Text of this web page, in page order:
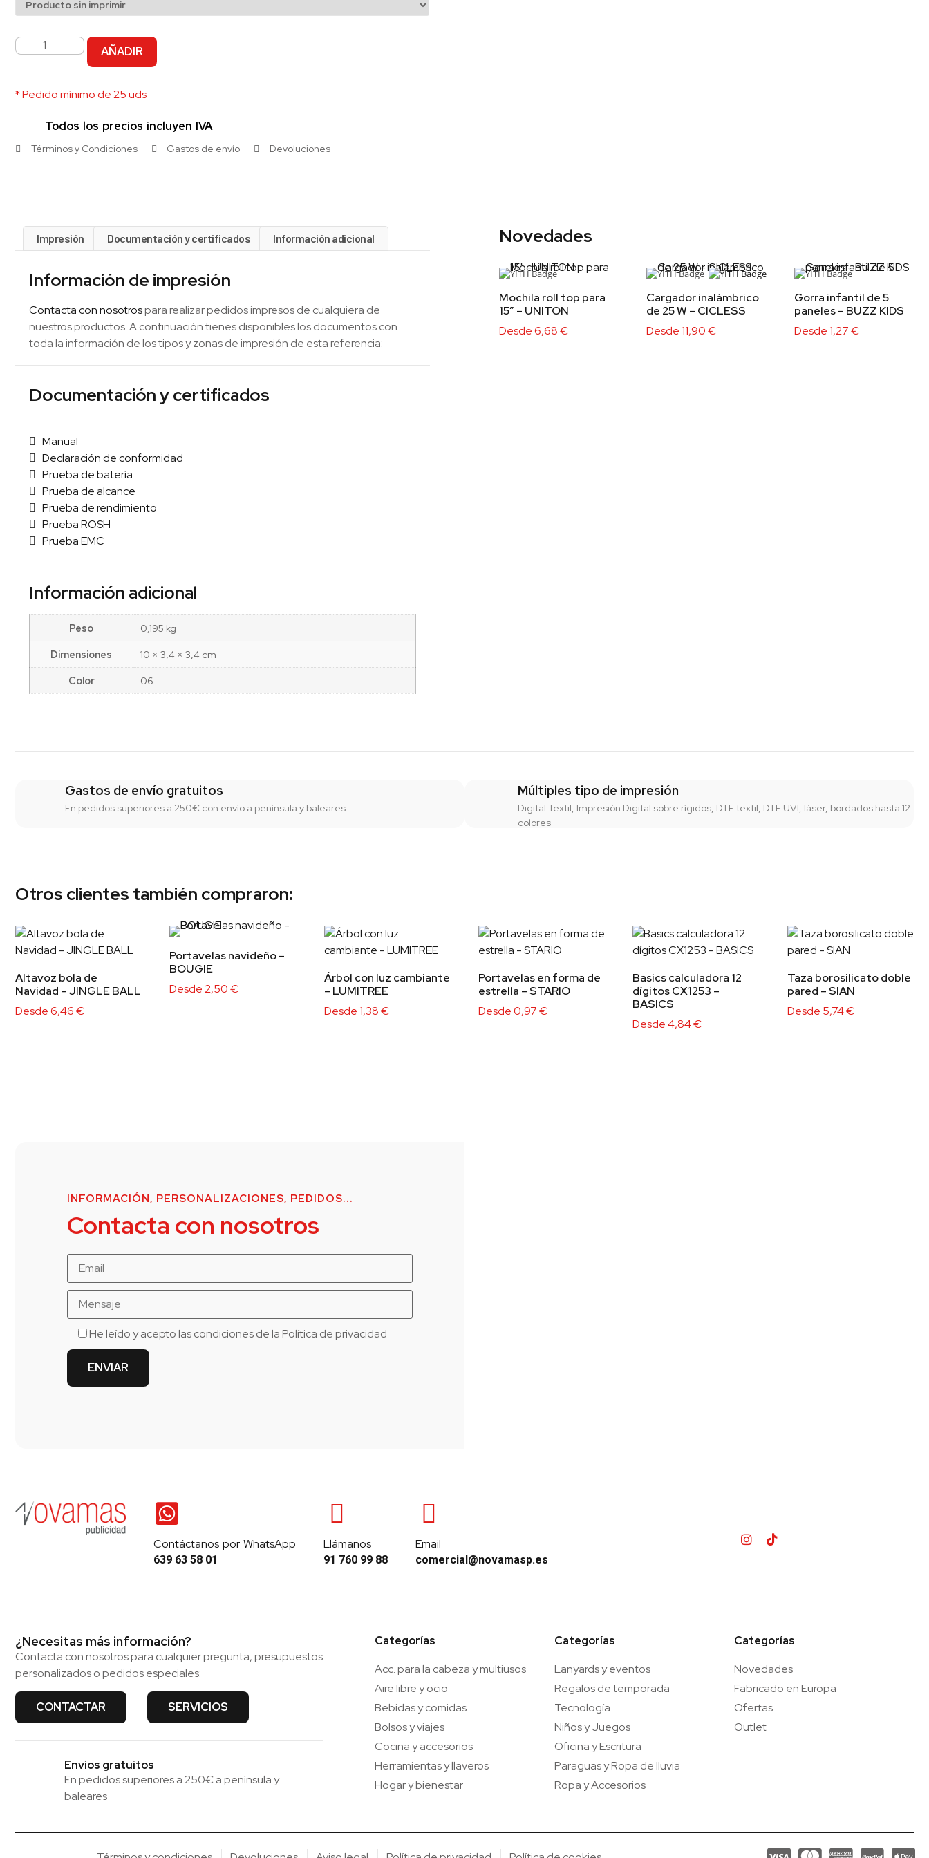
AÑADIR
* Pedido mínimo de 25 uds
Todos los precios incluyen IVA
Términos y Condiciones Gastos de envío Devoluciones
Impresión Documentación y certificados Información adicional
Información de impresión
Contacta con nosotrospara realizar pedidos impresos de cualquiera de
nuestros productos. A continuación tienes disponibles los documentos con
toda la información de los tipos y zonas de impresión de esta referencia:
Documentación y certificados
Manual
Declaración de conformidad
Prueba de batería
Prueba de alcance
Prueba de rendimiento
Prueba ROSH
Prueba EMC
Información adicional
Peso
0,195 kg
Dimensiones
10 × 3,4 × 3,4 cm
Color
06
Novedades
Mochila roll top para
15″ – UNITON
Desde6,68€
Cargador inalámbrico
de 25 W – CICLESS
Desde11,90€
Gorra infantil de 5
paneles – BUZZ KIDS
Desde1,27€
Gastos de envío gratuitos
En pedidos superiores a 250€ con envío a península y baleares
Múltiples tipo de impresión
Digital Textil, Impresión Digital sobre rígidos, DTF textil, DTF UVI, láser, bordados hasta 12
colores
Otros clientes también compraron:
Altavoz bola de
Navidad – JINGLE BALL
Desde6,46€
Portavelas navideño –
BOUGIE
Desde2,50€
Árbol con luz cambiante
– LUMITREE
Desde1,38€
Portavelas en forma de
estrella – STARIO
Desde0,97€
Basics calculadora 12
dígitos CX1253 –
BASICS
Desde4,84€
Taza borosilicato doble
pared – SIAN
Desde 5,74€
INFORMACIÓN, PERSONALIZACIONES, PEDIDOS...
Contacta con nosotros
He leído y acepto las condiciones de laPolítica de privacidad
Contáctanos por WhatsApp
639 63 58 01
Llámanos
91 760 99 88
Email
comercial@novamasp.es
¿Necesitas más información?
Contacta con nosotros para cualquier pregunta, presupuestos
personalizados o pedidos especiales:
CONTACTAR SERVICIOS
Envíos gratuitos
En pedidos superiores a 250€ a península y
baleares
Categorías
Acc. para la cabeza y multiusos
Aire libre y ocio
Bebidas y comidas
Bolsos y viajes
Cocina y accesorios
Herramientas y llaveros
Hogar y bienestar
Categorías
Lanyards y eventos
Regalos de temporada
Tecnología
Niños y Juegos
Oficina y Escritura
Paraguas y Ropa de lluvia
Ropa y Accesorios
Categorías
Novedades
Fabricado en Europa
Ofertas
Outlet